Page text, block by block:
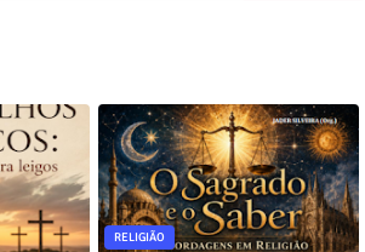
RELIGIÃO